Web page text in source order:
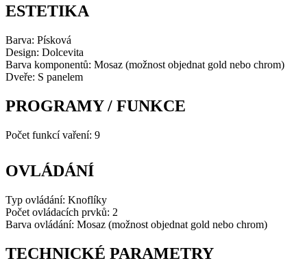
ESTETIKA
Barva: Písková
Design: Dolcevita
Barva komponentů: Mosaz (možnost objednat gold nebo chrom)
Dveře: S panelem
PROGRAMY / FUNKCE
Počet funkcí vaření: 9
OVLÁDÁNÍ
Typ ovládání: Knoflíky
Počet ovládacích prvků: 2
Barva ovládání: Mosaz (možnost objednat gold nebo chrom)
TECHNICKÉ PARAMETRY